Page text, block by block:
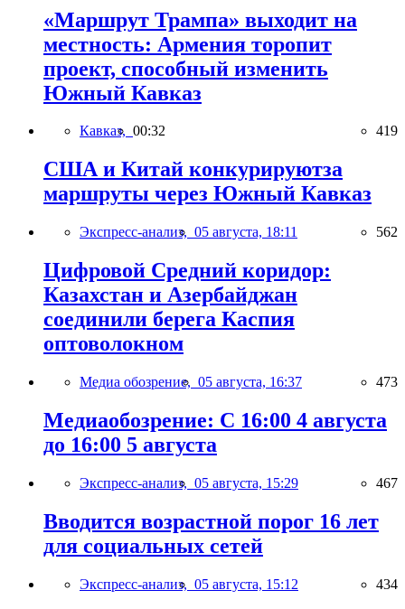
«Маршрут Трампа» выходит на
местность: Армения торопит
проект, способный изменить
Южный Кавказ
Кавказ, 00:32 419
США и Китай конкурируютза
маршруты через Южный Кавказ
Экспресс-анализ, 05 августа, 18:11 562
Цифровой Средний коридор:
Казахстан и Азербайджан
соединили берега Каспия
оптоволокном
Медиа обозрение, 05 августа, 16:37 473
Медиаобозрение: С 16:00 4 августа
до 16:00 5 августа
Экспресс-анализ, 05 августа, 15:29 467
Вводится возрастной порог 16 лет
для социальных сетей
Экспресс-анализ, 05 августа, 15:12 434